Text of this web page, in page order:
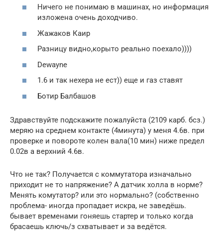
Ничего не понимаю в машинах, но информация
изложена очень доходчиво.
Жажаков Каир
Разницу видно,корыто реально поехало))))
Dewayne
1.6 и так нехера не ест)) еще и газ ставят
Ботир Балбашов
Здравствуйте подскажите пожалуйста (2109 карб. бсз.)
меряю на среднем контакте (4минута) у меня 4.6в. при
проверке и повороте колен вала(10 мин) ниже предел
0.02в а верхний 4.6в.
Что не так? Получается с коммутатора изначально
приходит не то напряжение? А датчик холла в норме?
Менять комутатор? или это нормально? (собственно
проблема- иногда пропадает искра, не заведёшь.
бывает временами гоняешь стартер и только когда
брасаешь ключь/з схватывает и за ведётся.